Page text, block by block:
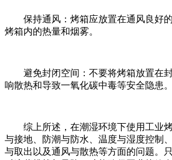
保持通风：烤箱应放置在通风良好的
烤箱内的热量和烟雾。
避免封闭空间：不要将烤箱放置在封
响散热和导致一氧化碳中毒等安全隐患。
综上所述，在潮湿环境下使用工业烤
与接地、防潮与防水、温度与湿度控制
与取出以及通风与散热等方面的问题。